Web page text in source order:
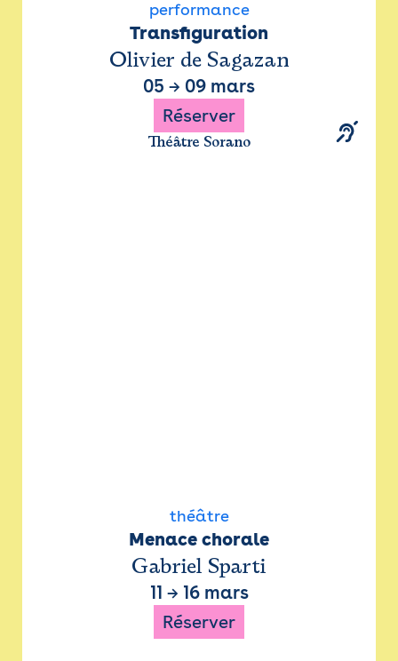
performance
Transfiguration
Olivier de Sagazan
05 → 09 mars
Réserver
Théâtre Sorano
théâtre
Menace chorale
Gabriel Sparti
11 → 16 mars
Réserver